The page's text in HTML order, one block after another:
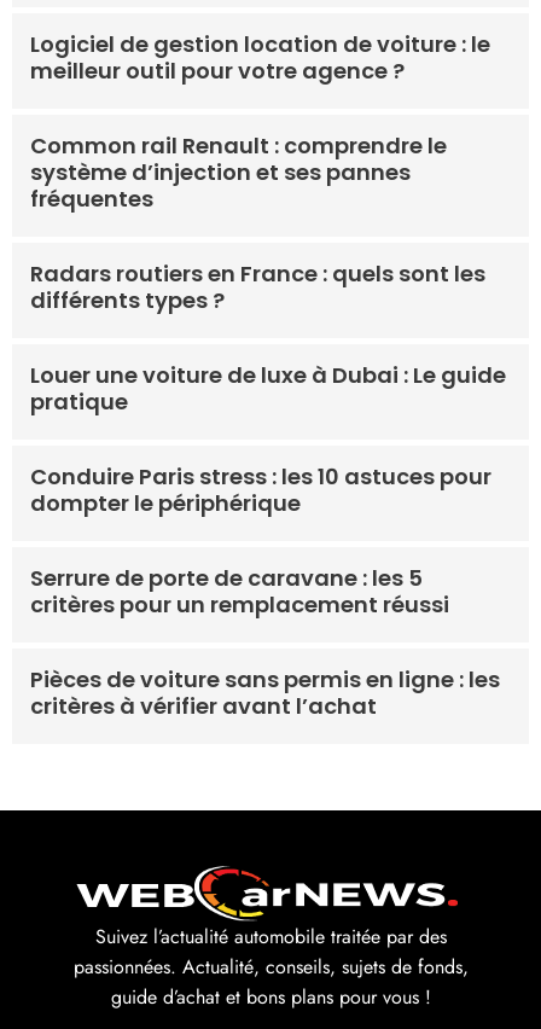
Logiciel de gestion location de voiture : le
meilleur outil pour votre agence ?
Common rail Renault : comprendre le
système d’injection et ses pannes
fréquentes
Radars routiers en France : quels sont les
différents types ?
Louer une voiture de luxe à Dubai : Le guide
pratique
Conduire Paris stress : les 10 astuces pour
dompter le périphérique
Serrure de porte de caravane : les 5
critères pour un remplacement réussi
Pièces de voiture sans permis en ligne : les
critères à vérifier avant l’achat
Suivez l’actualité automobile traitée par des
passionnées. Actualité, conseils, sujets de fonds,
guide d’achat et bons plans pour vous !